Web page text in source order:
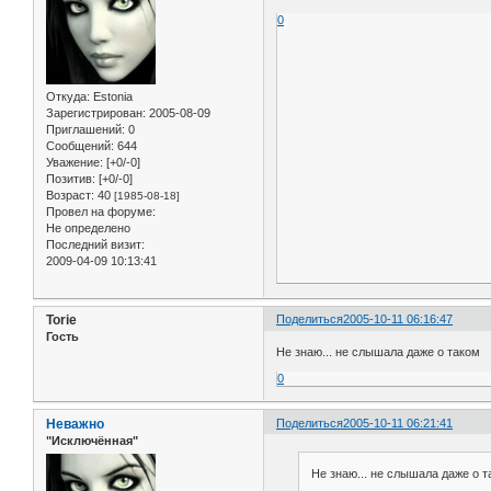
Откуда: Estonia
Зарегистрирован: 2005-08-09
Приглашений: 0
Сообщений: 644
Уважение: [+0/-0]
Позитив: [+0/-0]
Возраст: 40 [1985-08-18]
Провел на форуме:
Не определено
Последний визит:
2009-04-09 10:13:41
0
Поделиться2005-10-11 06:16:47
Torie
Гость
Не знаю... не слышала даже о таком
0
Поделиться2005-10-11 06:21:41
Неважно
"Исключённая"
Не знаю... не слышала даже о